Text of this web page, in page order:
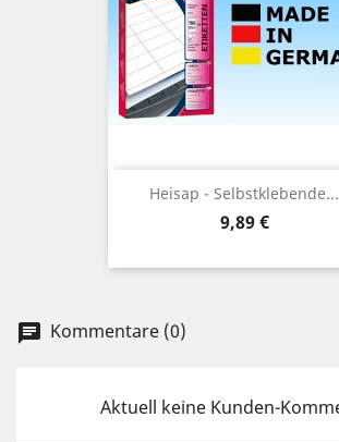
Heisap - Selbstklebende...
Preis
9,89 €
chat Kommentare (0)
Aktuell keine Kunden-